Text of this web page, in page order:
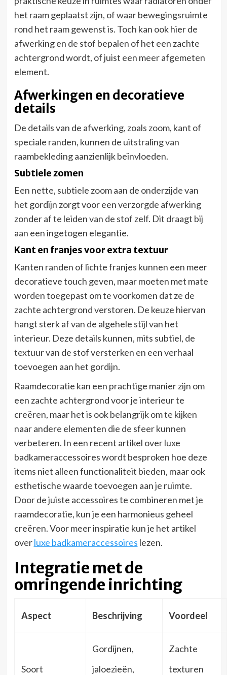
het raam geplaatst zijn, of waar bewegingsruimte
rond het raam gewenst is. Toch kan ook hier de
afwerking en de stof bepalen of het een zachte
achtergrond wordt, of juist een meer afgemeten
element.
Afwerkingen en decoratieve
details
De details van de afwerking, zoals zoom, kant of
speciale randen, kunnen de uitstraling van
raambekleding aanzienlijk beïnvloeden.
Subtiele zomen
Een nette, subtiele zoom aan de onderzijde van
het gordijn zorgt voor een verzorgde afwerking
zonder af te leiden van de stof zelf. Dit draagt bij
aan een ingetogen elegantie.
Kant en franjes voor extra textuur
Kanten randen of lichte franjes kunnen een meer
decoratieve touch geven, maar moeten met mate
worden toegepast om te voorkomen dat ze de
zachte achtergrond verstoren. De keuze hiervan
hangt sterk af van de algehele stijl van het
interieur. Deze details kunnen, mits subtiel, de
textuur van de stof versterken en een verhaal
toevoegen aan het gordijn.
Raamdecoratie kan een prachtige manier zijn om
een zachte achtergrond voor je interieur te
creëren, maar het is ook belangrijk om te kijken
naar andere elementen die de sfeer kunnen
verbeteren. In een recent artikel over luxe
badkameraccessoires wordt besproken hoe deze
items niet alleen functionaliteit bieden, maar ook
esthetische waarde toevoegen aan je ruimte.
Door de juiste accessoires te combineren met je
raamdecoratie, kun je een harmonieus geheel
creëren. Voor meer inspiratie kun je het artikel
overluxe badkameraccessoires lezen.
Integratie met de
omringende inrichting
Aspect Beschrijving Voordeel
Soort
Gordijnen,
jaloezieën,
Zachte
texturen